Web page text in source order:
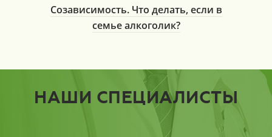
Созависимость. Что делать, если в
семье алкоголик?
НАШИ СПЕЦИАЛИСТЫ